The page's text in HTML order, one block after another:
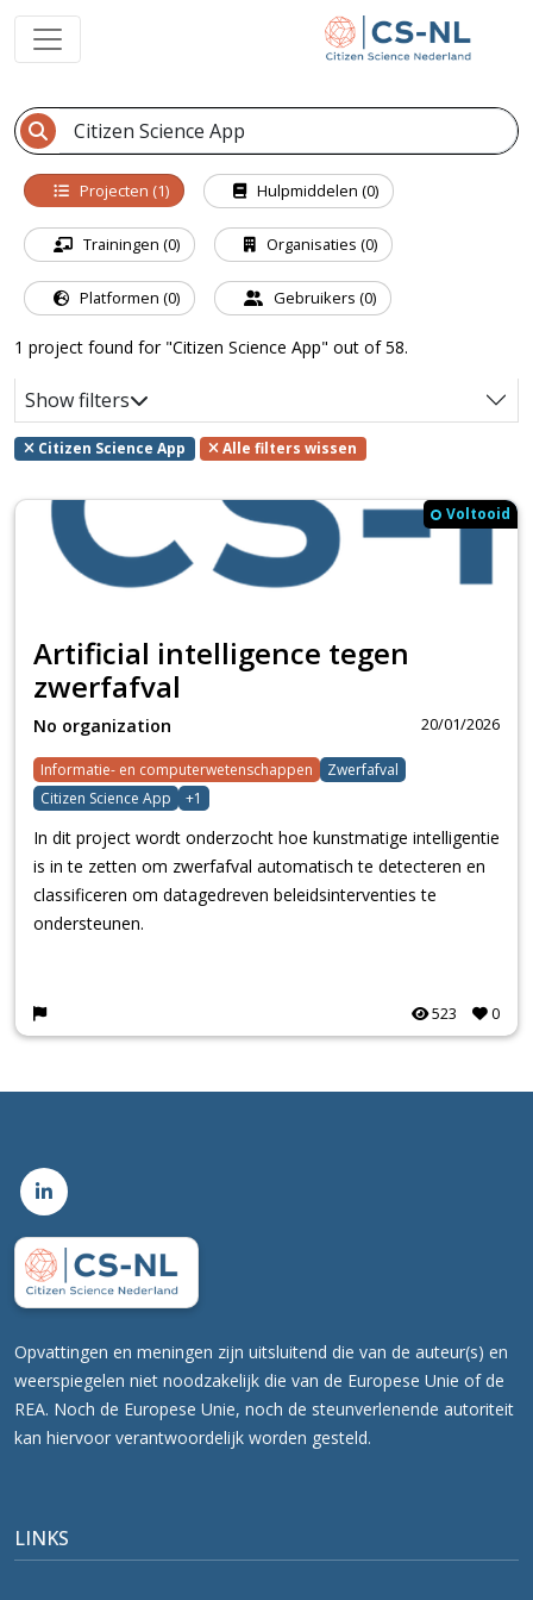
Projecten (1) Hulpmiddelen (0)
Trainingen (0) Organisaties (0)
Platformen (0) Gebruikers (0)
1 project found for "Citizen Science App" out of 58.
Show filters
Citizen Science App Alle filters wissen
Voltooid
Artificial intelligence tegen
zwerfafval
No organization 20/01/2026
Informatie- en computerwetenschappen
Zwerfafval
Citizen Science App
+1
In dit project wordt onderzocht hoe kunstmatige intelligentie
is in te zetten om zwerfafval automatisch te detecteren en
classificeren om datagedreven beleidsinterventies te
ondersteunen.
523 0
Opvattingen en meningen zijn uitsluitend die van de auteur(s) en
weerspiegelen niet noodzakelijk die van de Europese Unie of de
REA. Noch de Europese Unie, noch de steunverlenende autoriteit
kan hiervoor verantwoordelijk worden gesteld.
LINKS